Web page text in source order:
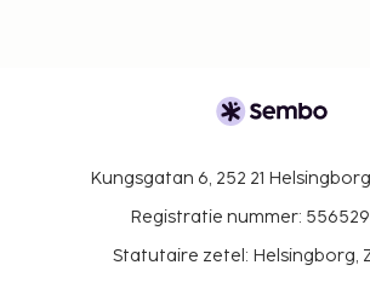
Kungsgatan 6, 252 21
Registratie nummer:
Statutaire zetel: Helsingborg,